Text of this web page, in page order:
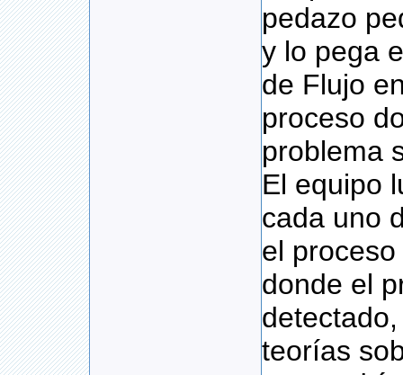
pedazo
y lo pega
de Flujo
proceso
problema
El equipo
cada uno
el
donde el
teorías